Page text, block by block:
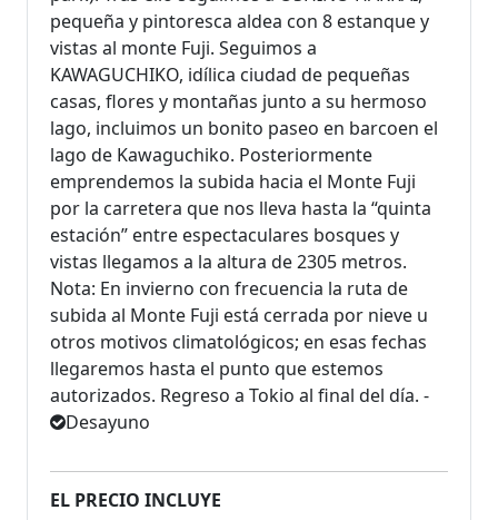
pequeña y pintoresca aldea con 8 estanque y
vistas al monte Fuji. Seguimos a
KAWAGUCHIKO, idílica ciudad de pequeñas
casas, flores y montañas junto a su hermoso
lago, incluimos un bonito paseo en barcoen el
lago de Kawaguchiko. Posteriormente
emprendemos la subida hacia el Monte Fuji
por la carretera que nos lleva hasta la “quinta
estación” entre espectaculares bosques y
vistas llegamos a la altura de 2305 metros.
Nota: En invierno con frecuencia la ruta de
subida al Monte Fuji está cerrada por nieve u
otros motivos climatológicos; en esas fechas
llegaremos hasta el punto que estemos
autorizados. Regreso a Tokio al final del día. -
Desayuno
EL PRECIO INCLUYE